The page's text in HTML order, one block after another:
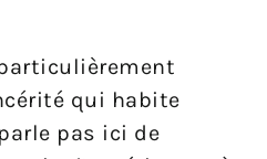
qui habite
pas ici de